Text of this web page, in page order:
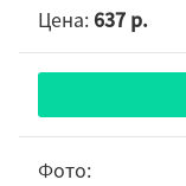
637 р.